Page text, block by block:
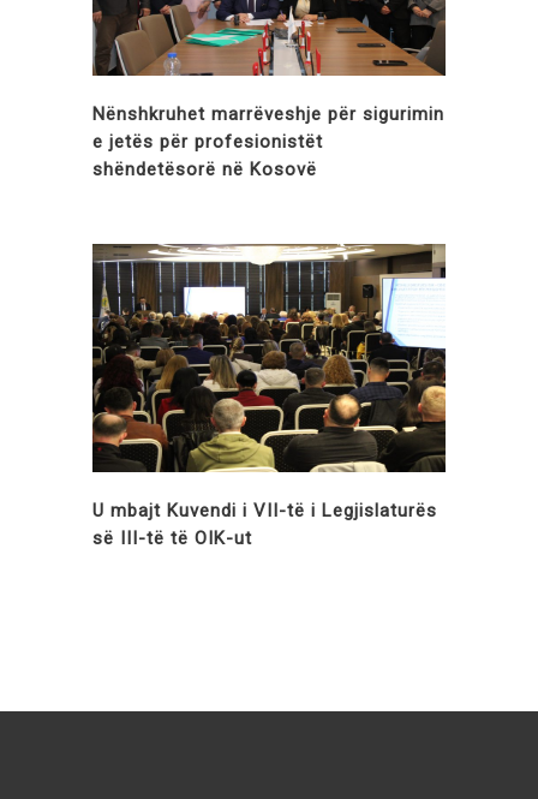
Nënshkruhet marrëveshje për sigurimin
e jetës për profesionistët
shëndetësorë në Kosovë
U mbajt Kuvendi i VII-të i Legjislaturës
së III-të të OIK-ut